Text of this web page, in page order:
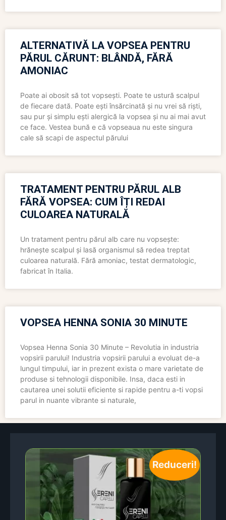
ALTERNATIVĂ LA VOPSEA PENTRU
PĂRUL CĂRUNT: BLÂNDĂ, FĂRĂ
AMONIAC
Poate ai obosit să tot vopsești. Poate te ustură scalpul
de fiecare dată. Poate ești însărcinată și nu vrei să riști,
sau pur și simplu ești alergică la vopsea și nu ai mai avut
ce face. Vestea bună e că vopseaua nu este singura
cale să scapi de aspectul părului
TRATAMENT PENTRU PĂRUL ALB
FĂRĂ VOPSEA: CUM ÎȚI REDAI
CULOAREA NATURALĂ
Un tratament pentru părul alb care nu vopsește:
hrănește scalpul și lasă organismul să redea treptat
culoarea naturală. Fără amoniac, testat dermatologic,
fabricat în Italia.
VOPSEA HENNA SONIA 30 MINUTE
Vopsea Henna Sonia 30 Minute – Revolutia in industria
vopsirii parului! Industria vopsirii parului a evoluat de-a
lungul timpului, iar in prezent exista o mare varietate de
produse si tehnologii disponibile. Insa, daca esti in
cautarea unei solutii eficiente si rapide pentru a-ti vopsi
parul in nuante vibrante si naturale,
Reduceri!